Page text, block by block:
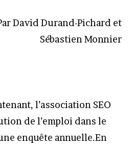
David Durand-Pichard et
Sébastien Monnier
l’association SEO
de l’emploi dans le
enquête annuelle.En